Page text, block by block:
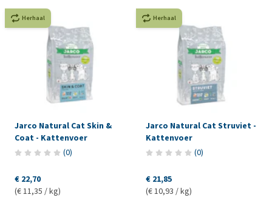
Herhaal
Jarco Natural Cat Skin &
Coat - Kattenvoer
(0)
€ 22,70
(€ 11,35 / kg)
Herhaal
Jarco Natural Cat Struviet -
Kattenvoer
(0)
€ 21,85
(€ 10,93 / kg)